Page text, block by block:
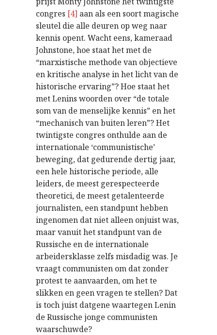
congres [4] aan als een soort magische
sleutel die alle deuren op weg naar
kennis opent. Wacht eens, kameraad
Johnstone, hoe staat het met de
“marxistische methode van objectieve
en kritische analyse in het licht van de
historische ervaring”? Hoe staat het
met Lenins woorden over “de totale
som van de menselijke kennis” en het
“mechanisch van buiten leren”? Het
twintigste congres onthulde aan de
internationale ‘communistische’
beweging, dat gedurende dertig jaar,
een hele historische periode, alle
leiders, de meest gerespecteerde
theoretici, de meest getalenteerde
journalisten, een standpunt hebben
ingenomen dat niet alleen onjuist was,
maar vanuit het standpunt van de
Russische en de internationale
arbeidersklasse zelfs misdadig was. Je
vraagt communisten om dat zonder
protest te aanvaarden, om het te
slikken en geen vragen te stellen? Dat
is toch juist datgene waartegen Lenin
de Russische jonge communisten
waarschuwde?